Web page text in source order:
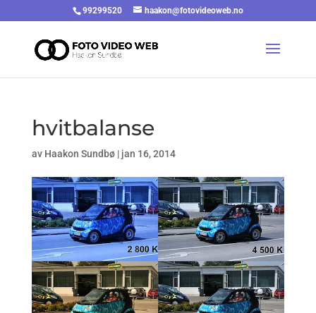
99299520 haakon@fotovideoweb.no
hvitbalanse
av Haakon Sundbø| jan 16, 2014